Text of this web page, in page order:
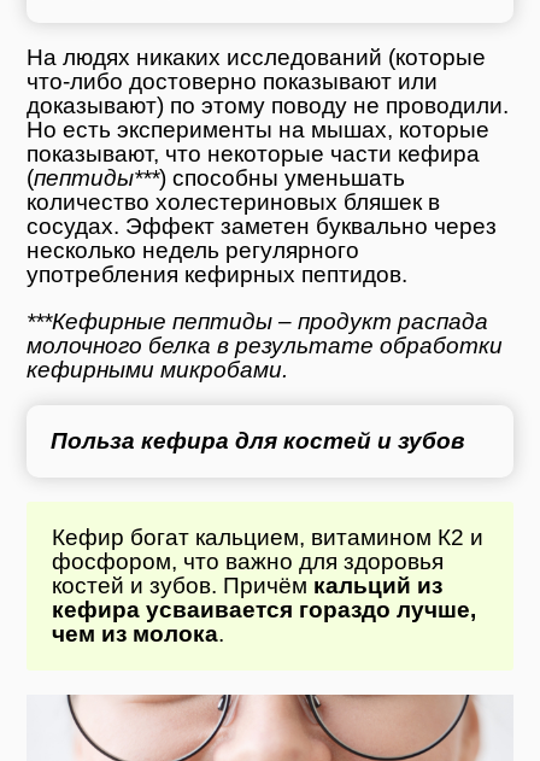
На людях никаких исследований (которые
что-либо достоверно показывают или
доказывают) по этому поводу не проводили.
Но есть эксперименты на мышах, которые
показывают, что некоторые части кефира
(пептиды***) способны уменьшать
количество холестериновых бляшек в
сосудах. Эффект заметен буквально через
несколько недель регулярного
употребления кефирных пептидов.
***Кефирные пептиды – продукт распада
молочного белка в результате обработки
кефирными микробами.
Польза кефира для костей и зубов
Кефир богат кальцием, витамином К2 и
фосфором, что важно для здоровья
костей и зубов. Причём кальций из
кефира усваивается гораздо лучше,
чем из молока.